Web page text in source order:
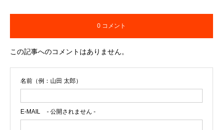
0 コメント
この記事へのコメントはありません。
名前（例：山田 太郎）
E-MAIL - 公開されません -